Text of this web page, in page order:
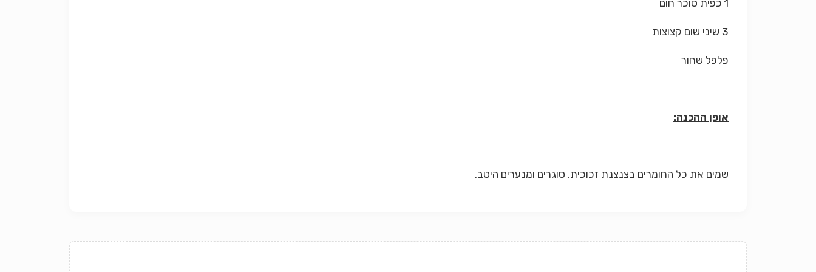
1 כפית סוכר חום
3 שיני שום קצוצות
פלפל שחור
אופן ההכנה:
שמים את כל החומרים בצנצנת זכוכית, סוגרים ומנערים היטב.